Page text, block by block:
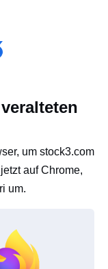
um stock3.com
auf Chrome,
um.